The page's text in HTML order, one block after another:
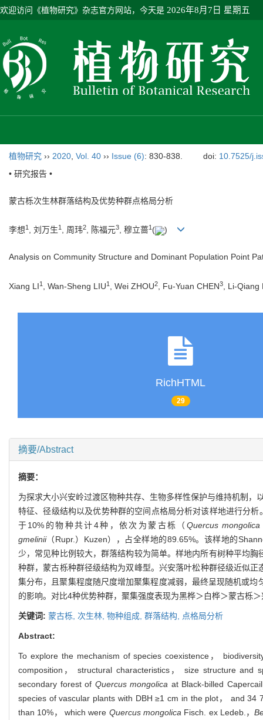
欢迎访问《植物研究》杂志官方网站，今天是 2026年8月7日 星期五
植物研究 ›› 2020 Vol. 40 ›› Issue (6): 830-838. doi: 10.7525/
• 研究报告 •
蒙古栎次生林群落结构及优势种群点格局分析
李想1 , 刘万生1 , 周玮2, 陈福元3, 穆立蔷1 ( )
Analysis on Community Structure and Dominant Population Point
Xiang LI1 , Wan-Sheng LIU1 , Wei ZHOU2 , Fu-Yuan CHEN3 , Li-Qiang
RichHTML
29
摘要/Abstract
摘要：
为探求大小兴安岭过渡区物种共存、生物多样性保护与维持机制
特征、径级结构以及优势种群的空间点格局分析对该样地进行分
于10%的物种共计4种，依次为蒙古栎（ Quercus mongolica
gmelinii（Rupr.）Kuzen），占全样地的89.65%。该样地的
少，常见种比例较大，群落结构较为简单。样地内所有树种平均
种群，蒙古栎种群径级结构为双峰型。兴安落叶松种群径级近似
集分布，且聚集程度随尺度增加聚集程度减弱，最终呈现随机或
的影响。对比4种优势种群，聚集强度表现为黑桦＞白桦＞蒙古栎
关键词: 蒙古栎, 次生林, 物种组成, 群落结构, 点格局分析
Abstract:
To explore the mechanism of species coexistence，
composition， structural characteristics， size structure and
secondary forest of Quercus mongolica at Black-billed
species of vascular plants with DBH ≥1 cm in the plot， and 34
than 10%， which were Quercus mongolica Fisch. ex Ledeb.，